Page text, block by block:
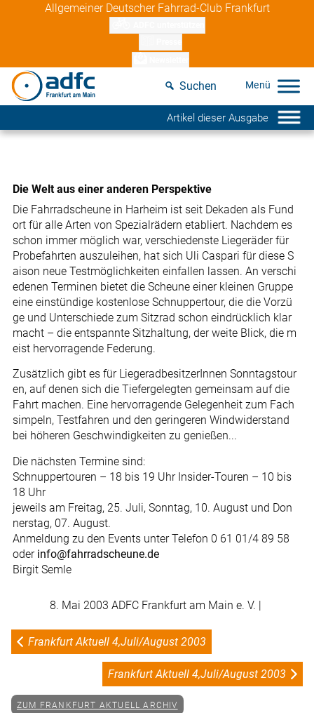
Allgemeiner Deutscher Fahrrad-Club Frankfurt
Suchen
Artikel dieser Ausgabe
Die Welt aus einer anderen Perspektive
Die Fahrradscheune in Harheim ist seit Dekaden als Fund
ort für alle Arten von Spezialrädern etabliert. Nachdem es
schon immer möglich war, verschiedenste Liegeräder für
Probefahrten auszuleihen, hat sich Uli Caspari für diese S
aison neue Testmöglichkeiten einfallen lassen. An verschi
edenen Terminen bietet die Scheune einer kleinen Gruppe
eine einstündige kostenlose Schnuppertour, die die Vorzü
ge und Unterschiede zum Sitzrad schon eindrücklich klar
macht – die entspannte Sitzhaltung, der weite Blick, die m
eist hervorragende Federung.
Zusätzlich gibt es für LiegeradbesitzerInnen Sonntagstour
en, auf denen sich die Tiefergelegten gemeinsam auf die
Fahrt machen. Eine hervorragende Gelegenheit zum Fach
simpeln, Testfahren und den geringeren Windwiderstand
bei höheren Geschwindigkeiten zu genießen...
Die nächsten Termine sind:
Schnuppertouren – 18 bis 19 Uhr Insider-Touren – 10 bis
18 Uhr
jeweils am Freitag, 25. Juli, Sonntag, 10. August und Don
nerstag, 07. August.
Anmeldung zu den Events unter Telefon 0 61 01/4 89 58
oder info@fahrradscheune.de
Birgit Semle
8. Mai 2003 ADFC Frankfurt am Main e. V. |
Frankfurt Aktuell 4,Juli/August 2003
Frankfurt Aktuell 4,Juli/August 2003
ZUM FRANKFURT AKTUELL ARCHIV